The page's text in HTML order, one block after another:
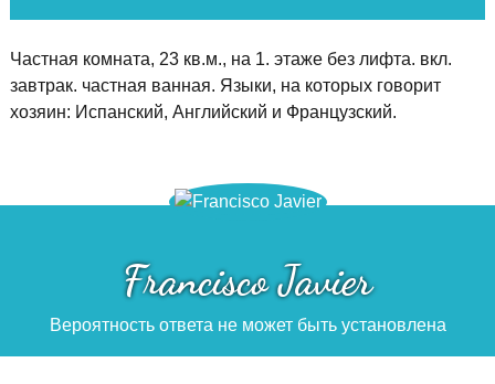
Частная комната, 23 кв.м., на 1. этаже без лифта. вкл.
завтрак. частная ванная. Языки, на которых говорит
хозяин: Испанский, Английский и Французский.
Francisco Javier
Вероятность ответа не может быть установлена